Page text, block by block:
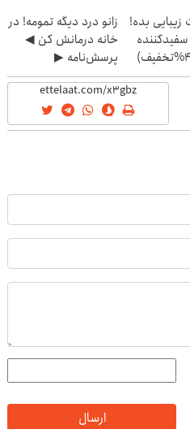
زیبایی بده!
زانو درد دیگه تمومه! در
خانه درمانش کن ◀
پرسش‌نامه ▶
ارسال